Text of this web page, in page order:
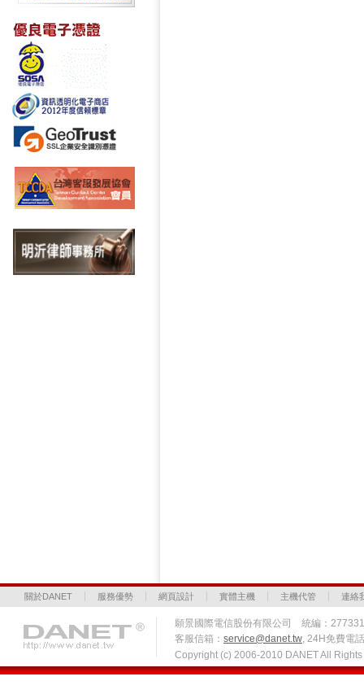
關於DANET 服務優勢 網頁設計 實體主機 主機代管 連絡
願景國際電信股份有限公司 統編：
客服信箱： service@danet.tw, 24H免費電
Copyright (c) 2006-2010 DANET All